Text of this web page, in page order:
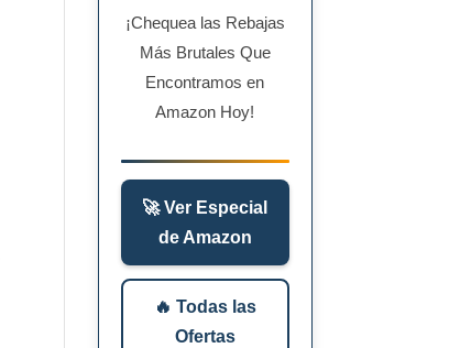
¡Chequea las Rebajas
Más Brutales Que
Encontramos en
Amazon Hoy!
🚀 Ver Especial
de Amazon
🔥 Todas las
Ofertas